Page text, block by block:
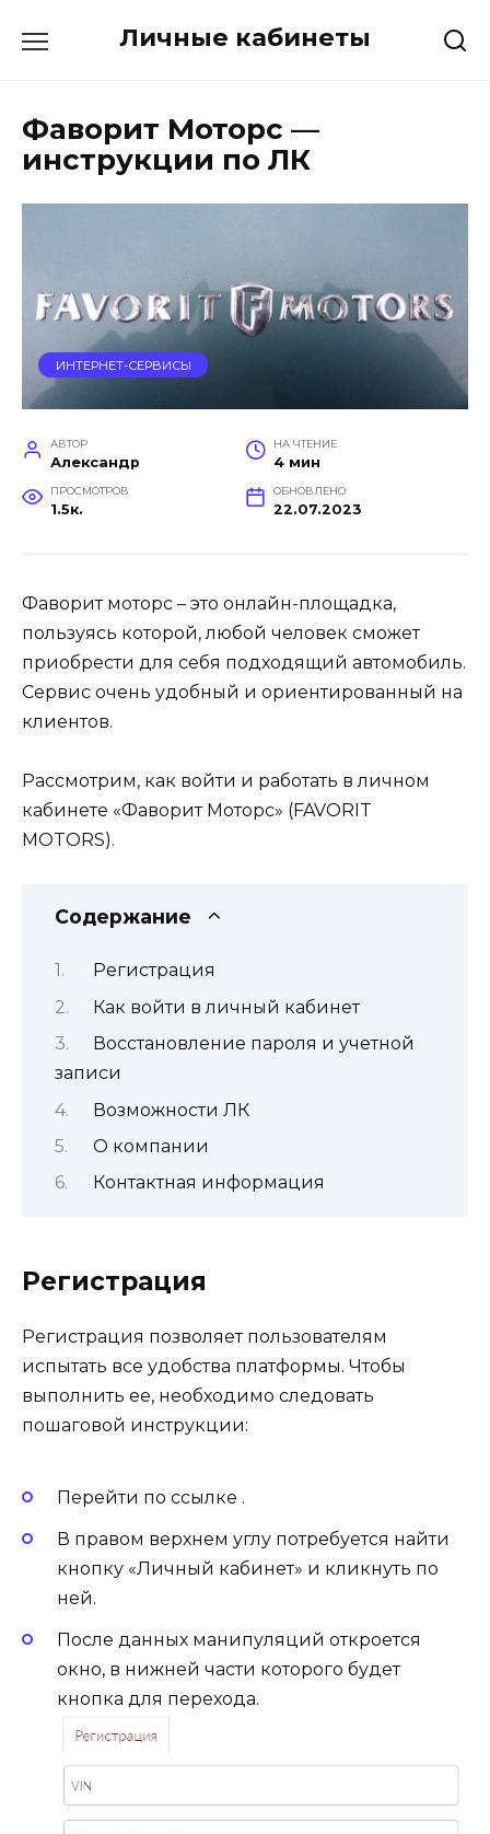
Личные кабинеты
Фаворит Моторс —
инструкции по ЛК
ИНТЕРНЕТ-СЕРВИСЫ
АВТОР
Александр
НА ЧТЕНИЕ
4 мин
ПРОСМОТРОВ
1.5к.
ОБНОВЛЕНО
22.07.2023
Фаворит моторс – это онлайн-площадка,
пользуясь которой, любой человек сможет
приобрести для себя подходящий автомобиль.
Сервис очень удобный и ориентированный на
клиентов.
Рассмотрим, как войти и работать в личном
кабинете «Фаворит Моторс» (FAVORIT
MOTORS).
Содержание
Регистрация
Как войти в личный кабинет
Восстановление пароля и учетной
записи
Возможности ЛК
О компании
Контактная информация
Регистрация
Регистрация позволяет пользователям
испытать все удобства платформы. Чтобы
выполнить ее, необходимо следовать
пошаговой инструкции:
Перейти по ссылке .
В правом верхнем углу потребуется найти
кнопку «Личный кабинет» и кликнуть по
ней.
После данных манипуляций откроется
окно, в нижней части которого будет
кнопка для перехода.